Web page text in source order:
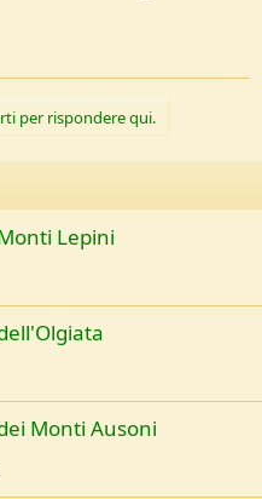
per rispondere qui.
Lepini
Monti Ausoni